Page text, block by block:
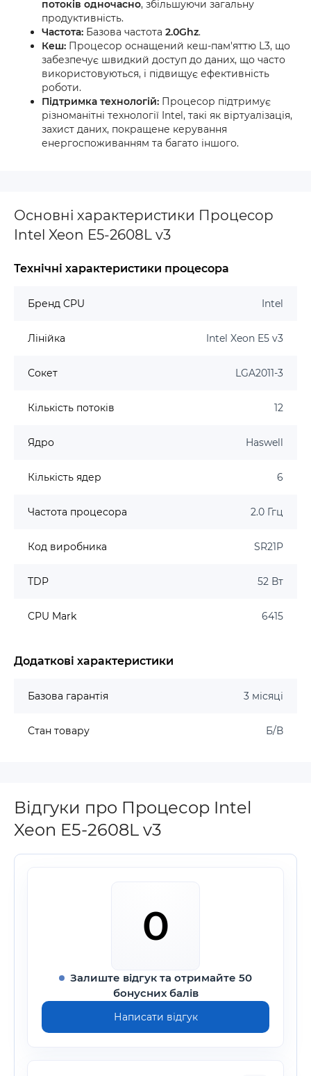
потоків одночасно, збільшуючи загальну
продуктивність.
Частота: Базова частота 2.0Ghz.
Кеш: Процесор оснащений кеш-пам'яттю L3, що
забезпечує швидкий доступ до даних, що часто
використовуються, і підвищує ефективність
роботи.
Підтримка технологій: Процесор підтримує
різноманітні технології Intel, такі як віртуалізація,
захист даних, покращене керування
енергоспоживанням та багато іншого.
Основні характеристики Процесор
Intel Xeon E5-2608L v3
Технічні характеристики процесора
Бренд CPU Intel
Лінійка Intel Xeon E5 v3
Сокет LGA2011-3
Кількість потоків 12
Ядро Haswell
Кількість ядер 6
Частота процесора 2.0 Ггц
Код виробника SR21P
TDP 52 Вт
CPU Mark 6415
Додаткові характеристики
Базова гарантія 3 місяці
Стан товару Б/В
Відгуки про Процесор Intel
Xeon E5-2608L v3
0
Залиште відгук та отримайте 50
бонусних балів
Написати відгук